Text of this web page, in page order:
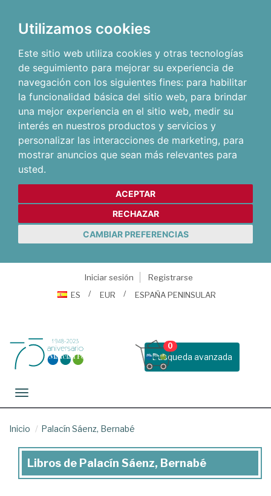
Utilizamos cookies
Este sitio web utiliza cookies y otras tecnologías
de seguimiento para mejorar su experiencia de
navegación con los siguientes fines: para habilitar
la funcionalidad básica del sitio web, para brindar
una mejor experiencia en el sitio web, medir su
interés en nuestros productos y servicios y
personalizar las interacciones de marketing, para
mostrar anuncios que sean más relevantes para
usted.
ACEPTAR
RECHAZAR
CAMBIAR PREFERENCIAS
Iniciar sesión
Registrarse
ES
EUR ESPAÑA PENINSULAR
Busqueda avanzada
0
Toggle navigation
Inicio Palacín Sáenz, Bernabé
Libros
Libros de Palacín Sáenz, Bernabé